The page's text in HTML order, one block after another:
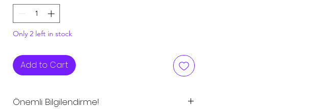
Only 2 left in stock
Add to Cart
Önemli Bilgilendirme!